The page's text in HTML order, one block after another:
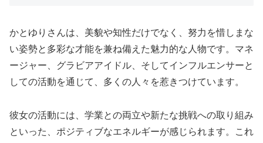
かとゆりさんは、美貌や知性だけでなく、努力を惜しまな
い姿勢と多彩な才能を兼ね備えた魅力的な人物です。マネ
ージャー、グラビアアイドル、そしてインフルエンサーと
しての活動を通じて、多くの人々を惹きつけています。
彼女の活動には、学業との両立や新たな挑戦への取り組み
といった、ポジティブなエネルギーが感じられます。これ